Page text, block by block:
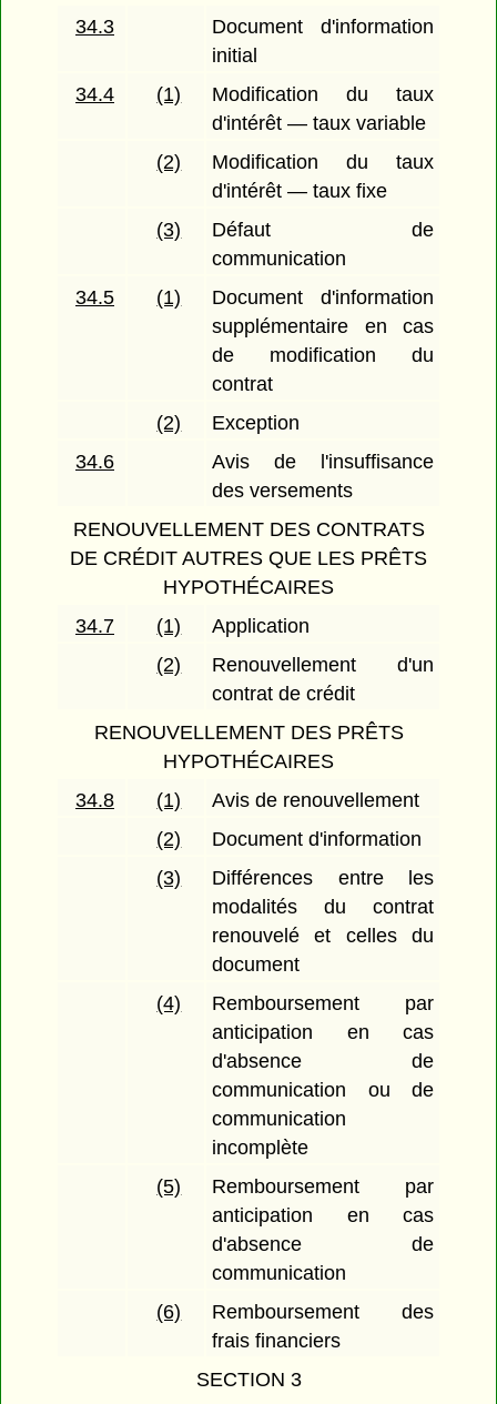
34.3
Document d'information
initial
34.4
(1)
Modification du taux
d'intérêt — taux variable
(2)
Modification du taux
d'intérêt — taux fixe
(3)
Défaut de
communication
34.5
(1)
Document d'information
supplémentaire en cas
de modification du
contrat
(2)
Exception
34.6
Avis de l'insuffisance
des versements
RENOUVELLEMENT DES CONTRATS
DE CRÉDIT AUTRES QUE LES PRÊTS
HYPOTHÉCAIRES
34.7
(1)
Application
(2)
Renouvellement d'un
contrat de crédit
RENOUVELLEMENT DES PRÊTS
HYPOTHÉCAIRES
34.8
(1)
Avis de renouvellement
(2)
Document d'information
(3)
Différences entre les
modalités du contrat
renouvelé et celles du
document
(4)
Remboursement par
anticipation en cas
d'absence de
communication ou de
communication
incomplète
(5)
Remboursement par
anticipation en cas
d'absence de
communication
(6)
Remboursement des
frais financiers
SECTION 3